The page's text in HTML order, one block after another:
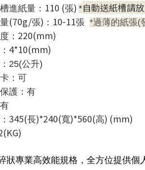
進紙量： 110 (張) *自動送紙槽請
(70g/張) ： 10-11張 *過薄的紙張(
： 220(mm)
4*10(mm)
25(公升)
：可
護：有
345(長)*240(寬)*560(高) (mm)
狀專業高效能規格，全方位提供個